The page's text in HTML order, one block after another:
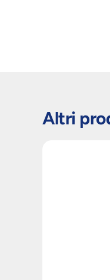
Altri